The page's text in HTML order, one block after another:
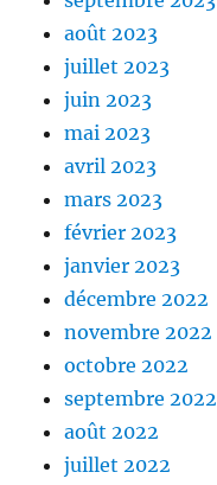
août 2023
juillet 2023
juin 2023
mai 2023
avril 2023
mars 2023
février 2023
janvier 2023
décembre 2022
novembre 2022
octobre 2022
septembre 2022
août 2022
juillet 2022